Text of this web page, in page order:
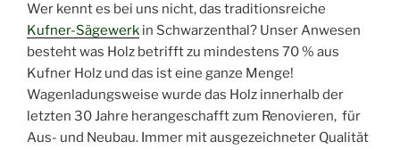
Wer kennt es bei uns nicht, das traditionsreiche
Kufner-Sägewerk in Schwarzenthal? Unser Anwesen
besteht was Holz betrifft zu mindestens 70 % aus
Kufner Holz und das ist eine ganze Menge!
Wagenladungsweise wurde das Holz innerhalb der
letzten 30 Jahre herangeschafft zum Renovieren, für
Aus- und Neubau. Immer mit ausgezeichneter Qualität